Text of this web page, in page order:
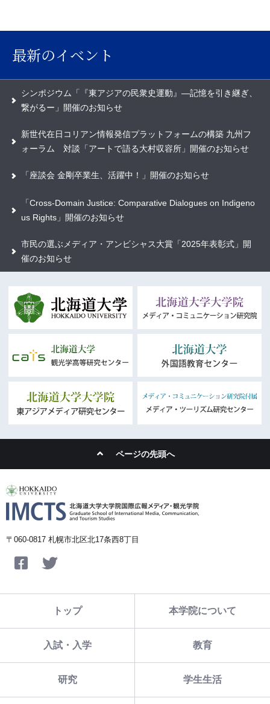
最新のイベント
シンポジウム「『東アジアの民衆史運動』―記憶を引き継ぎ、
繋がるー」開催のお知らせ
新世代在日コリアン情報発信プラットフォームの構築 九州フ
ォーラム 対談「アートで語る大村収容所」開催のお知らせ
「座談会 金剛卒業生、活躍中！」開催のお知らせ
「Cross-Domain Justice: Comparative Dialogues on Indigeno
us Rights」開催のお知らせ
市民の選ぶメディア・アンビシャス大賞「2025年表彰式」開
催のお知らせ
ページの先頭へ
〒060-0817 札幌市北区北17条西8丁目
Facebook
トップ 本学院について
入試・入学 教育
研究 学生生活